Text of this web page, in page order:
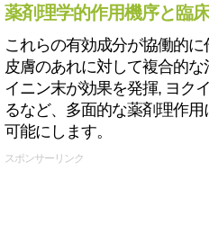
薬剤理学的作用機序と臨
これらの有効成分が協働的に
皮膚のあれに対して複合的
イニン末が効果を発揮, ヨク
るなど、多面的な薬剤理作
可能にします。
スポンサーリンク